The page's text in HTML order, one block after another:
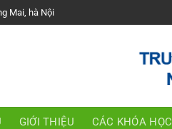
Mai, hà Nội
GIỚI THIỆU CÁC KHÓA HỌC